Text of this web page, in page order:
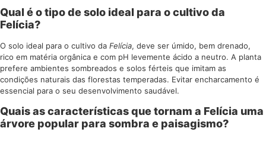
Qual é o tipo de solo ideal para o cultivo da
Felícia?
O solo ideal para o cultivo da Felícia, deve ser úmido, bem drenado,
rico em matéria orgânica e com pH levemente ácido a neutro. A planta
prefere ambientes sombreados e solos férteis que imitam as
condições naturais das florestas temperadas. Evitar encharcamento é
essencial para o seu desenvolvimento saudável.
Quais as características que tornam a Felícia uma
árvore popular para sombra e paisagismo?